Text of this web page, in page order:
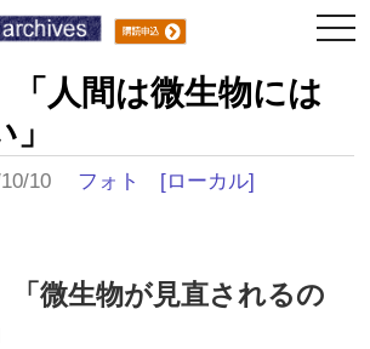
「人間は微生物には
10 フォト [ローカル]
「微生物が見直されるの